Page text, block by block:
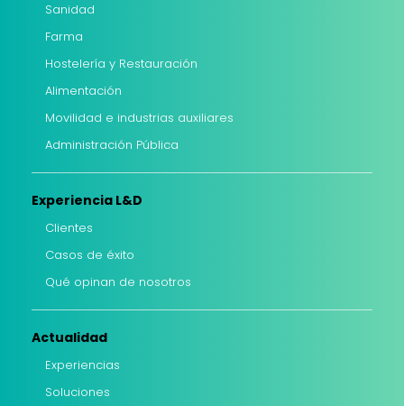
Sanidad
Farma
Hostelería y Restauración
Alimentación
Movilidad e industrias auxiliares
Administración Pública
Experiencia L&D
Clientes
Casos de éxito
Qué opinan de nosotros
Actualidad
Experiencias
Soluciones